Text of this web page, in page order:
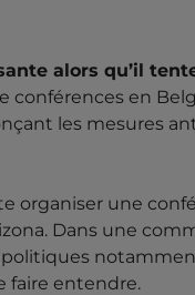
à Pl.
tente de défendre
Belgique
antisociales et
alors qu’il
conférences en
les mesures
organiser une
Dans une
faire entendre.